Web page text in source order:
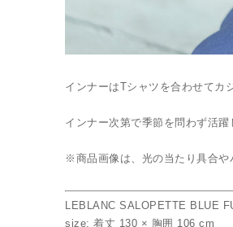
インナーはTシャツを合わせてカ
インナー次第で季節を問わず活躍
※商品画像は、光の当たり具合や
LEBLANC SALOPETTE BLUE
size: 着丈 130 × 胸囲 106 cm